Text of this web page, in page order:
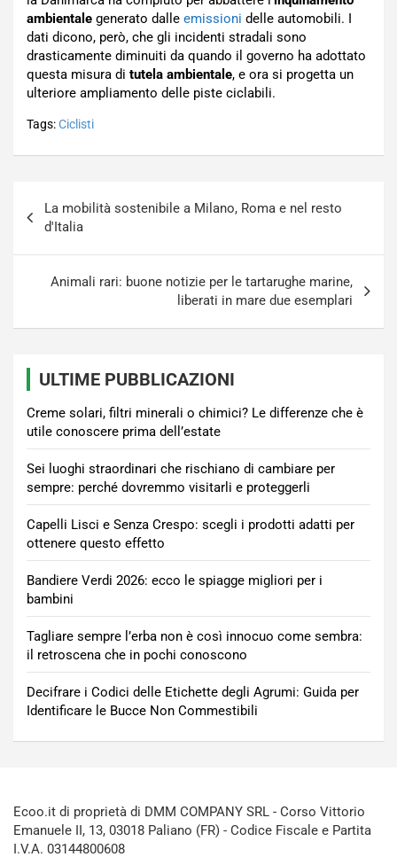
ambientale generato dalle emissioni delle automobili. I
dati dicono, però, che gli incidenti stradali sono
drasticamente diminuiti da quando il governo ha adottato
questa misura di tutela ambientale, e ora si progetta un
ulteriore ampliamento delle piste ciclabili.
Tags:Ciclisti
articoli
La mobilità sostenibile a Milano, Roma e nel resto
d'Italia
Animali rari: buone notizie per le tartarughe marine,
liberati in mare due esemplari
ULTIME PUBBLICAZIONI
Creme solari, filtri minerali o chimici? Le differenze che è
utile conoscere prima dell’estate
Sei luoghi straordinari che rischiano di cambiare per
sempre: perché dovremmo visitarli e proteggerli
Capelli Lisci e Senza Crespo: scegli i prodotti adatti per
ottenere questo effetto
Bandiere Verdi 2026: ecco le spiagge migliori per i
bambini
Tagliare sempre l’erba non è così innocuo come sembra:
il retroscena che in pochi conoscono
Decifrare i Codici delle Etichette degli Agrumi: Guida per
Identificare le Bucce Non Commestibili
Ecoo.it di proprietà di DMM COMPANY SRL - Corso Vittorio
Emanuele II, 13, 03018 Paliano (FR) - Codice Fiscale e Partita
I.V.A. 03144800608